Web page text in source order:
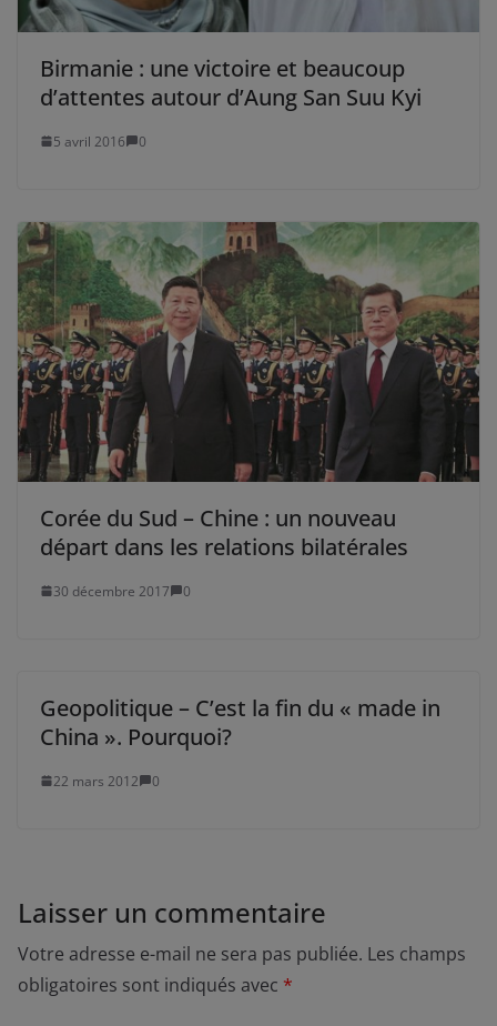
Birmanie : une victoire et beaucoup
d’attentes autour d’Aung San Suu Kyi
5 avril 2016 0
Corée du Sud – Chine : un nouveau
départ dans les relations bilatérales
30 décembre 2017 0
Geopolitique – C’est la fin du « made in
China ». Pourquoi?
22 mars 2012 0
Laisser un commentaire
Votre adresse e-mail ne sera pas publiée. Les champs
obligatoires sont indiqués avec *